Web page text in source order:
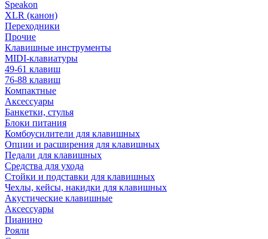
Speakon
XLR (канон)
Переходники
Прочие
Клавишные инструменты
MIDI-клавиатуры
49-61 клавиш
76-88 клавиш
Компактные
Аксессуары
Банкетки, стулья
Блоки питания
Комбоусилители для клавишных
Опции и расширения для клавишных
Педали для клавишных
Средства для ухода
Стойки и подставки для клавишных
Чехлы, кейсы, накидки для клавишных
Акустические клавишные
Аксессуары
Пианино
Рояли